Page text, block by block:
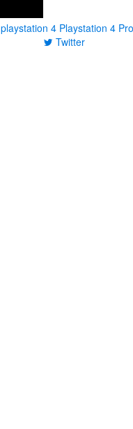
playstation 4 Playstation 4 Pro
Twitter